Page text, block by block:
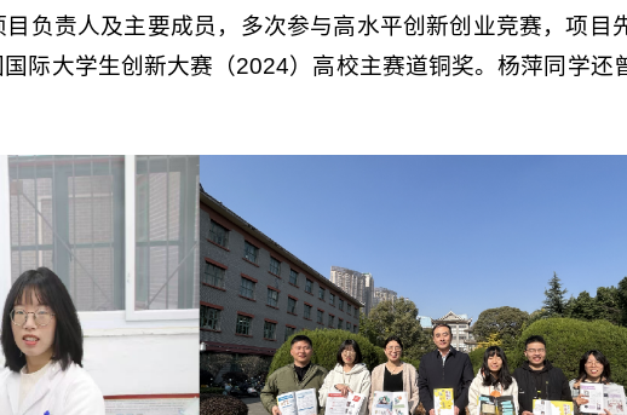
负责人及主要成员，多次参与高水平创新创业竞赛，项目
际大学生创新大赛（2024）高校主赛道铜奖。杨萍同学还